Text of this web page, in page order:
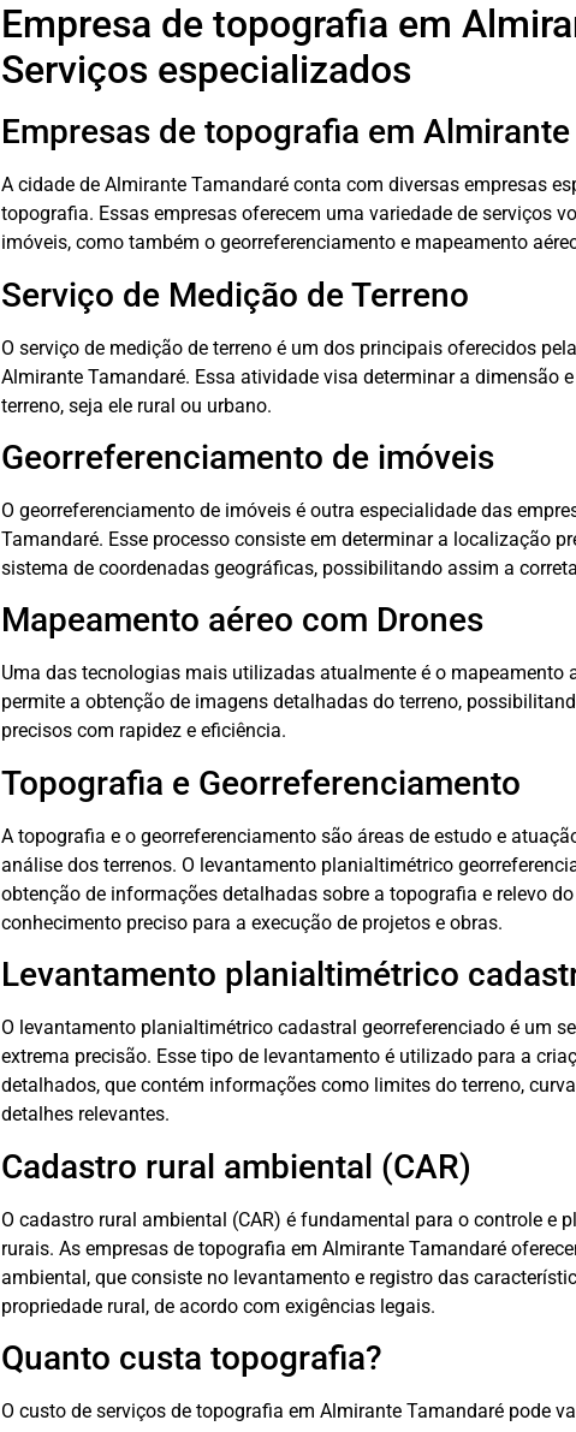
Empresa de topografia em
Serviços especializados
Empresas de topografia em
A cidade de Almirante Tamandaré conta com diversas empresas
topografia. Essas empresas oferecem uma variedade de serviços
imóveis, como também o georreferenciamento e mapeamento
Serviço de Medição de Terreno
O serviço de medição de terreno é um dos principais oferecidos
Almirante Tamandaré. Essa atividade visa determinar a dimensão
terreno, seja ele rural ou urbano.
Georreferenciamento de imóveis
O georreferenciamento de imóveis é outra especialidade das
Tamandaré. Esse processo consiste em determinar a localização
sistema de coordenadas geográficas, possibilitando assim a
Mapeamento aéreo com Drones
Uma das tecnologias mais utilizadas atualmente é o mapeamento
permite a obtenção de imagens detalhadas do terreno,
precisos com rapidez e eficiência.
Topografia e Georreferenciamento
A topografia e o georreferenciamento são áreas de estudo e
análise dos terrenos. O levantamento planialtimétrico
obtenção de informações detalhadas sobre a topografia e relevo
conhecimento preciso para a execução de projetos e obras.
Levantamento planialtimétrico
O levantamento planialtimétrico cadastral georreferenciado é um
extrema precisão. Esse tipo de levantamento é utilizado para a
detalhados, que contém informações como limites do terreno,
detalhes relevantes.
Cadastro rural ambiental (CAR)
O cadastro rural ambiental (CAR) é fundamental para o controle e
rurais. As empresas de topografia em Almirante Tamandaré
ambiental, que consiste no levantamento e registro das
propriedade rural, de acordo com exigências legais.
Quanto custa topografia?
O custo de serviços de topografia em Almirante Tamandaré pode